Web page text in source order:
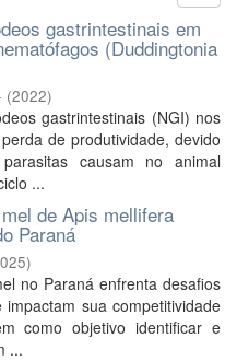
gastrintestinais em
(Duddingtonia
(2022)
gastrintestinais (NGI) nos
de produtividade, devido
causam no animal
...
de Apis mellifera
Paraná
)
no Paraná enfrenta desafios
sua competitividade
como objetivo identificar e
...